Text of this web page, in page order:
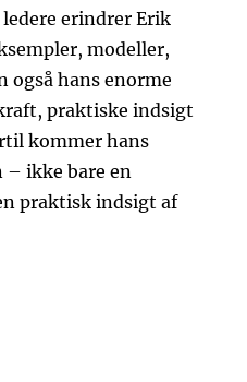
erindrer Erik
modeller,
også hans enorme
praktiske indsigt
kommer hans
– ikke bare en
praktisk indsigt af